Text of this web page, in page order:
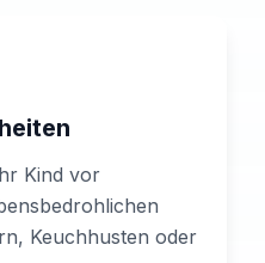
Kind vor
Keuchhusten oder